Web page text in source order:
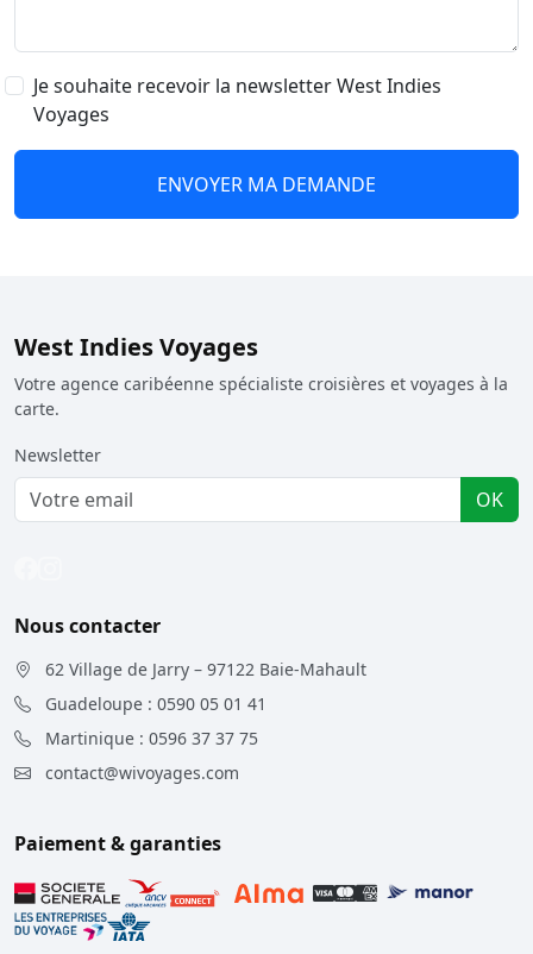
Je souhaite recevoir la newsletter West Indies
Voyages
ENVOYER MA DEMANDE
West Indies Voyages
Votre agence caribéenne spécialiste croisières et voyages à la
carte.
Newsletter
OK
Nous contacter
62 Village de Jarry – 97122 Baie-Mahault
Guadeloupe : 0590 05 01 41
Martinique : 0596 37 37 75
contact@wivoyages.com
Paiement & garanties